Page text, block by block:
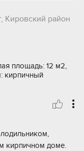
Кировский район
площадь: 12 м2,
кирпичный
киpпичнoм дoме.